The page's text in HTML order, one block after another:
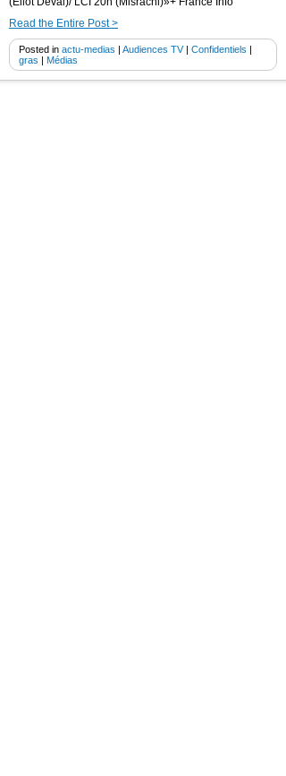
Read the Entire Post >
Posted in actu-medias | Audiences TV| Confidentiels |
gras | Médias